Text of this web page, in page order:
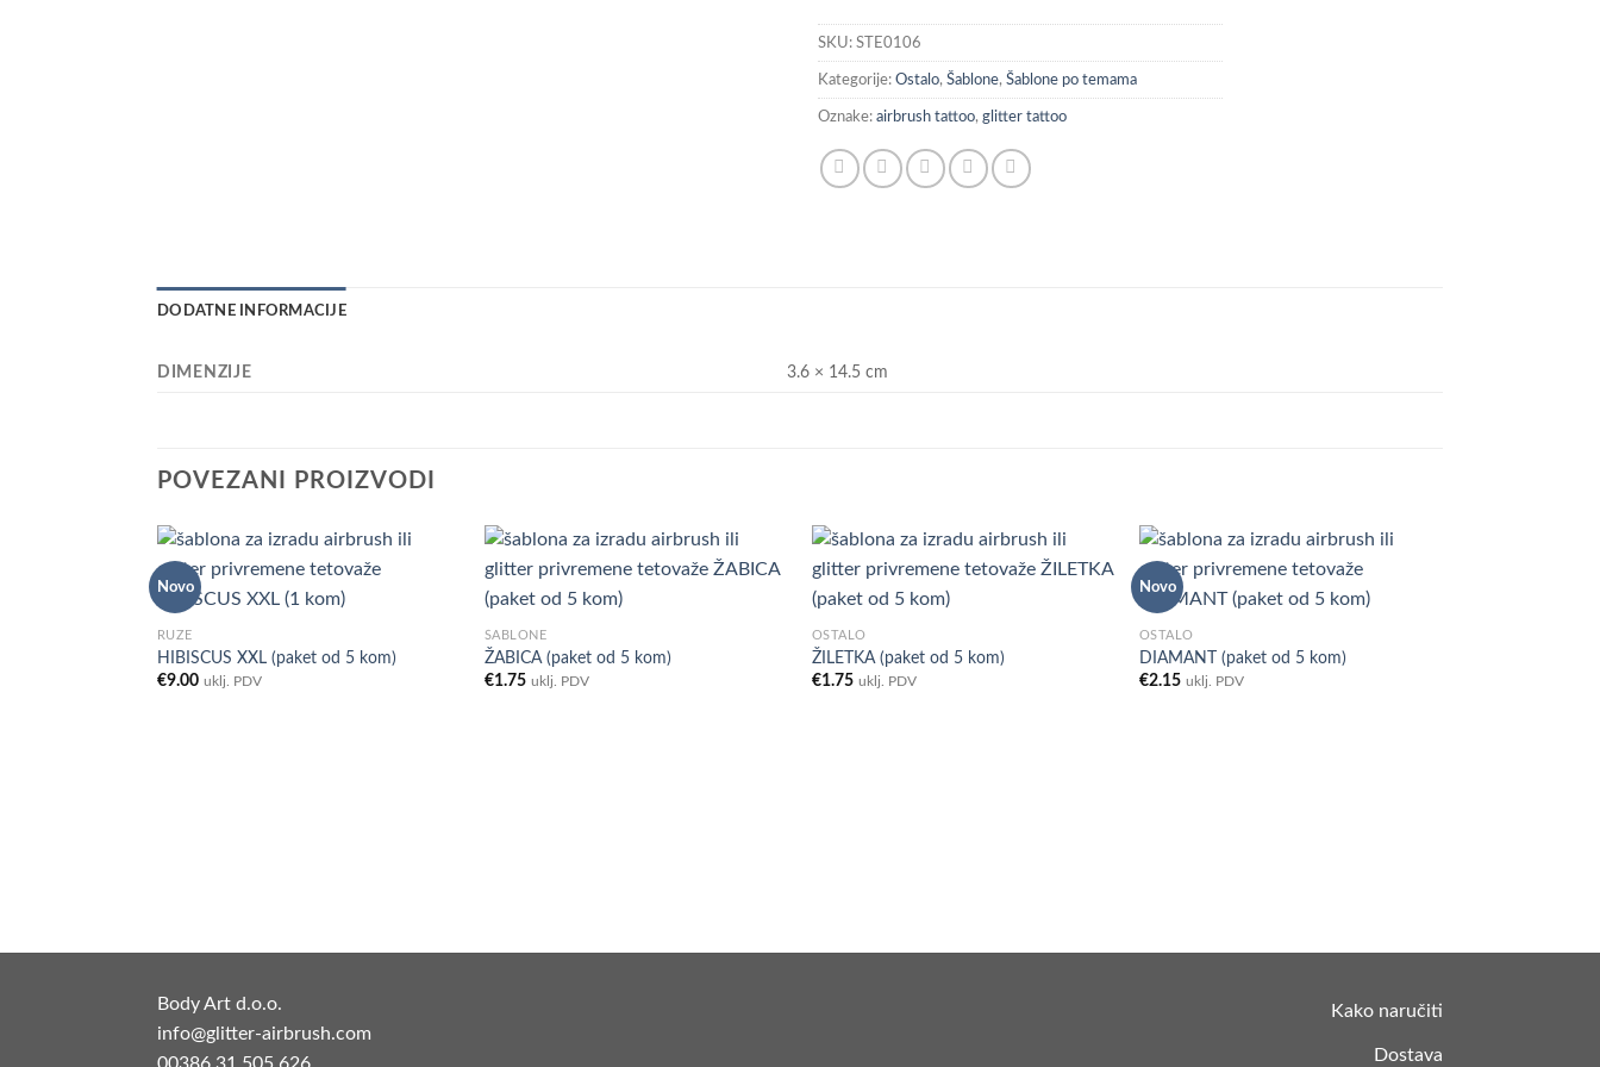
SKU: STE0106
Kategorije: Ostalo, Šablone, Šablone po temama
Oznake: airbrush tattoo, glitter tattoo
DODATNE INFORMACIJE
DIMENZIJE 3.6 × 14.5 cm
POVEZANI PROIZVODI
Novo
Wishlist
RUŽE
HIBISCUS XXL (paket od 5 kom)
€9.00 uklj. PDV
ŠABLONE
ŽABICA (paket od 5 kom)
€1.75 uklj. PDV
OSTALO
ŽILETKA (paket od 5 kom)
€1.75 uklj. PDV
Novo
OSTALO
DIAMANT (paket od 5 kom)
€2.15 uklj. PDV
Body Art d.o.o.
info@glitter-airbrush.com
00386 31 505 626
Kako naručiti
Dostava